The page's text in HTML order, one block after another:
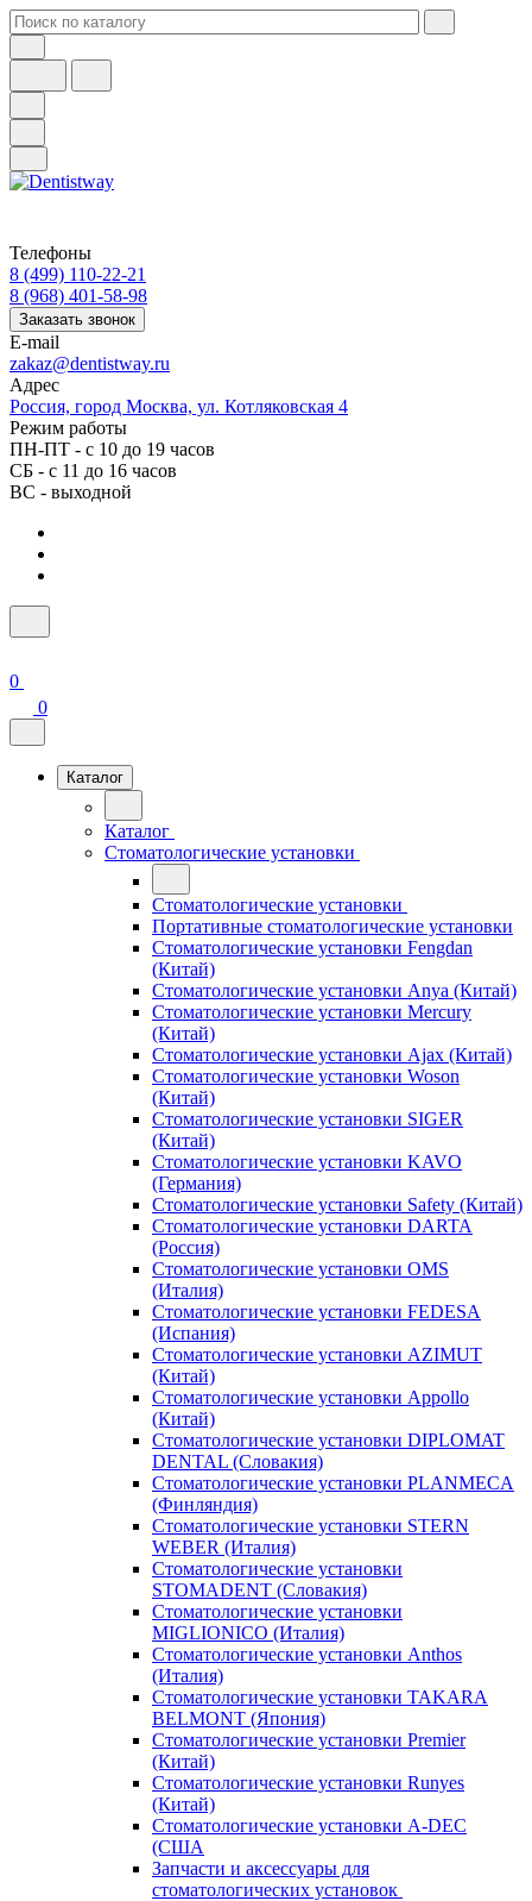
Телефоны
8 (499) 110-22-21
8 (968) 401-58-98
Заказать звонок
E-mail
zakaz@dentistway.ru
Адрес
Россия, город Москва, ул. Котляковская 4
Режим работы
ПН-ПТ - с 10 до 19 часов
СБ - с 11 до 16 часов
ВС - выходной
0
0
Каталог
Каталог
Стоматологические установки
Стоматологические установки
Портативные стоматологические установки
Стоматологические установки Fengdan
(Китай)
Стоматологические установки Anya (Китай)
Стоматологические установки Mercury
(Китай)
Стоматологические установки Ajax (Китай)
Стоматологические установки Woson
(Китай)
Стоматологические установки SIGER
(Китай)
Стоматологические установки KAVO
(Германия)
Стоматологические установки Safety (Китай)
Стоматологические установки DARTA
(Россия)
Стоматологические установки OMS
(Италия)
Стоматологические установки FEDESA
(Испания)
Стоматологические установки AZIMUT
(Китай)
Стоматологические установки Appollo
(Китай)
Стоматологические установки DIPLOMAT
DENTAL (Словакия)
Стоматологические установки PLANMECA
(Финляндия)
Стоматологические установки STERN
WEBER (Италия)
Стоматологические установки
STOMADENT (Словакия)
Стоматологические установки
MIGLIONICO (Италия)
Стоматологические установки Anthos
(Италия)
Стоматологические установки TAKARA
BELMONT (Япония)
Стоматологические установки Premier
(Китай)
Стоматологические установки Runyes
(Китай)
Стоматологические установки A-DEC
(США
Запчасти и аксессуары для
стоматологических установок